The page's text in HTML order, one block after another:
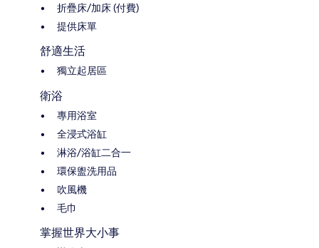
折疊床/加床 (付費)
提供床單
舒適生活
獨立起居區
衛浴
專用浴室
全浸式浴缸
淋浴/浴缸二合一
環保盥洗用品
吹風機
毛巾
掌握世界大小事